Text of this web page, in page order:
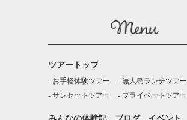
ツアートップ
お手軽体験ツアー
無人島ランチツアー
サンセットツアー
プライベートツアー